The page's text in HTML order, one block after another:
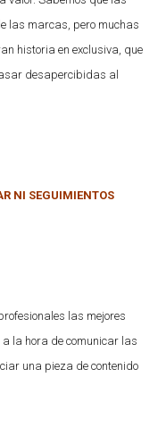
las marcas, pero muchas
historia en exclusiva, que
desapercibidas al
NI SEGUIMIENTOS
las mejores
la hora de comunicar las
una pieza de contenido